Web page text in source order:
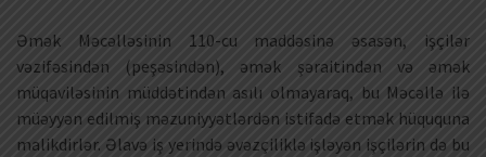
Əmək Məcəlləsinin 110-cu maddəsinə əsasən, işçilər
vəzifəsindən (peşəsindən), əmək şəraitindən və əmək
müqaviləsinin müddətindən asılı olmayaraq, bu Məcəllə ilə
müəyyən edilmiş məzuniyyətlərdən istifadə etmək hüququna
malikdirlər. Əlavə iş yerində əvəzçiliklə işləyən işçilərin də bu